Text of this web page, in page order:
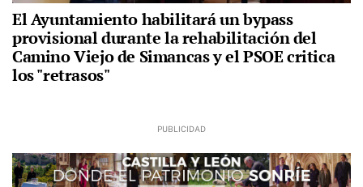
El Ayuntamiento habilitará un bypass
provisional durante la rehabilitación del
Camino Viejo de Simancas y el PSOE critica
los "retrasos"